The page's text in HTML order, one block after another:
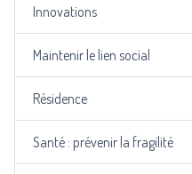
Innovations
Maintenir le lien social
Résidence
Santé : prévenir la fragilité